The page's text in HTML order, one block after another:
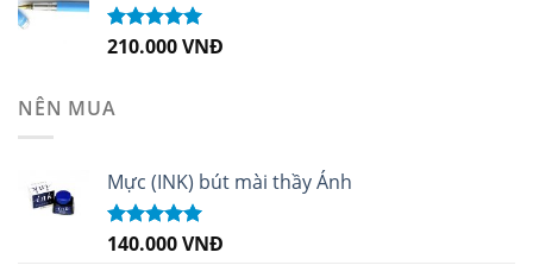
Được xếp
210.000VNĐ
NÊN MUA
Mực (INK) bút mài thầy Ánh
Được xếp
140.000VNĐ